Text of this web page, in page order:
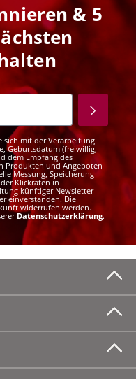
& 5
sich mit der Verarbeitung
Geburtsdatum (freiwillig,
dem Empfang des
Produkten und Angeboten
Messung, Speicherung
Klickraten in
künftiger Newsletter
einverstanden. Die
widerrufen werden.
Datenschutzerklärung.